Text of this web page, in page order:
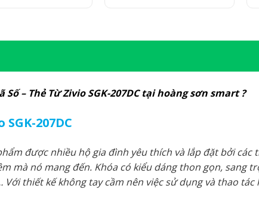
– Thẻ Từ Zivio SGK-207DC tại hoàng sơn smart ?
207DC
được nhiều hộ gia đình yêu thích và lắp đặt bởi các
mà nó mang đến. Khóa có kiểu dáng thon gọn, sang
thiết kế không tay cầm nên việc sử dụng và thao tác